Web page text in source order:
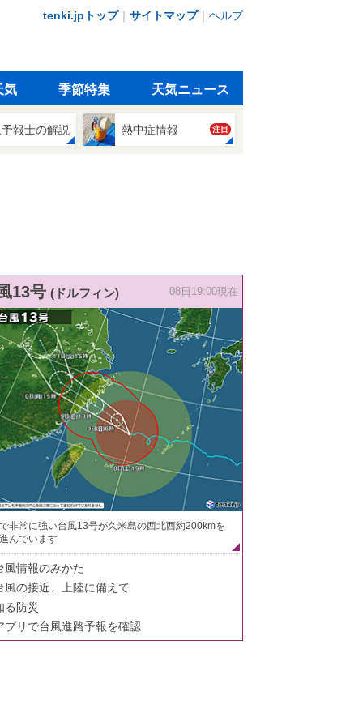
tenki.jpトップ｜ サイトマップ｜ ヘルプ
気 季節特集 天気ニュース
報士の解説 熱中症情報 注目
13号 (ドルフィン) 08日19:00現在
非常に強い台風13号が久米島の西北西約200kmを
んでいます
風情報のみかた
風の接近、上陸に備えて
る防災
プリで台風進路予報を確認